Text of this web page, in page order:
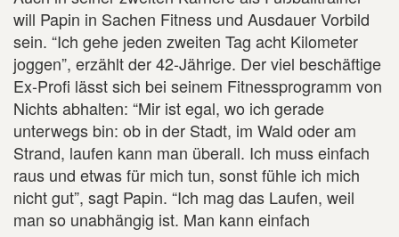
will Papin in Sachen Fitness und Ausdauer Vorbild
sein. “Ich gehe jeden zweiten Tag acht Kilometer
joggen”, erzählt der 42-Jährige. Der viel beschäftige
Ex-Profi lässt sich bei seinem Fitnessprogramm von
Nichts abhalten: “Mir ist egal, wo ich gerade
unterwegs bin: ob in der Stadt, im Wald oder am
Strand, laufen kann man überall. Ich muss einfach
raus und etwas für mich tun, sonst fühle ich mich
nicht gut”, sagt Papin. “Ich mag das Laufen, weil
man so unabhängig ist. Man kann einfach